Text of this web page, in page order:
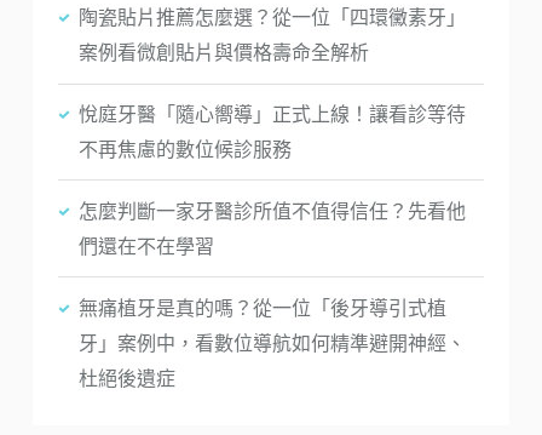
陶瓷貼片推薦怎麼選？從一位「四環黴素牙」
案例看微創貼片與價格壽命全解析
悅庭牙醫「隨心嚮導」正式上線！讓看診等待
不再焦慮的數位候診服務
怎麼判斷一家牙醫診所值不值得信任？先看他
們還在不在學習
無痛植牙是真的嗎？從一位「後牙導引式植
牙」案例中，看數位導航如何精準避開神經、
杜絕後遺症